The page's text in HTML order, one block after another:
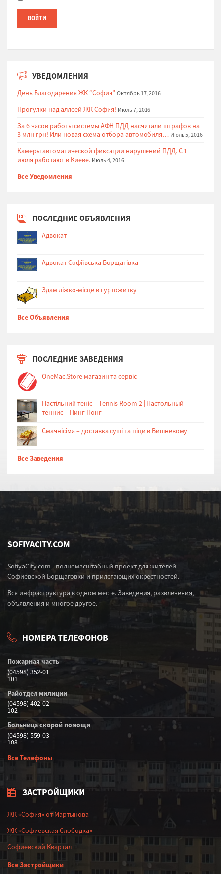
УВЕДОМЛЕНИЯ
День Благодарения ЖК “София” Октябрь 17, 2016
Прогулки над аллеей ЖК София! Июль 7, 2016
За 6 часов работы системы АФН ПДД насчитали штрафов на
3 млн грн! Или новая схема отбора автомобиля… Июль 5, 2016
Камеры автоматической фиксации нарушений ПДД. С 1
июля работают в Киеве. Июль 4, 2016
Все Уведомления
ПОСЛЕДНИЕ ОБЪЯВЛЕНИЯ
Адвокат
Адвокат Софіївська Борщагівка
Здам ліжко-місце в гуртожитку
Все Объявления
ПОСЛЕДНИЕ ЗАВЕДЕНИЯ
OneMac.Store магазин та сервіс
Настільний теніс – Tennis Room 2 | Настольный
теннис – Пинг Понг
Cмачнісіма – доставка суші та піци в Вишневому
Все Заведения
SOFIYACITY.COM
SofiyaCity.com - полномасштабный проект для жителей
Софиевской Борщаговки и прилегающих окрестностей.
Вся инфраструктура в одном месте. Заведения, развлечения,
объявления и многое другое.
НОМЕРА ТЕЛЕФОНОВ
Пожарная часть
(04598) 352-01
101
Райотдел милиции
(04598) 402-02
102
Больница скорой помощи
(04598) 559-03
103
Все Телефоны
ЗАСТРОЙЩИКИ
ЖК «София» от Мартынова
ЖК «Софиевская Слободка»
Софиевский Квартал
Все Застройщики